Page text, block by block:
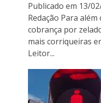
Publicado em 13/
Redação Para
cobrança por
mais corriqueiras
Leitor...